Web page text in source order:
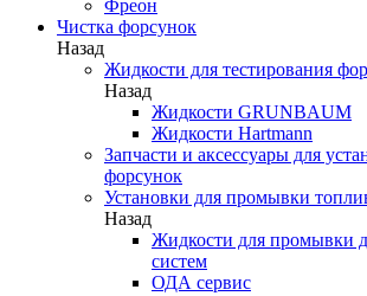
Фреон
Чистка форсунок
Назад
Жидкости для тестирования
Назад
Жидкости GRUNBAUM
Жидкости Hartmann
Запчасти и аксессуары для
форсунок
Установки для промывки
Назад
Жидкости для промывки
систем
ОДА сервис